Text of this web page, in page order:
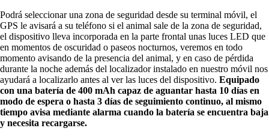
Podrá seleccionar una zona de seguridad desde su terminal móvil, el
GPS le avisará a su teléfono si el animal sale de la zona de seguridad,
el dispositivo lleva incorporada en la parte frontal unas luces LED que
en momentos de oscuridad o paseos nocturnos, veremos en todo
momento avisando de la presencia del animal, y en caso de pérdida
durante la noche además del localizador instalado en nuestro móvil nos
ayudará a localizarlo antes al ver las luces del dispositivo. Equipado
con una batería de 400 mAh capaz de aguantar hasta 10 días en
modo de espera o hasta 3 días de seguimiento continuo, al mismo
tiempo avisa mediante alarma cuando la batería se encuentra baja
y necesita recargarse.